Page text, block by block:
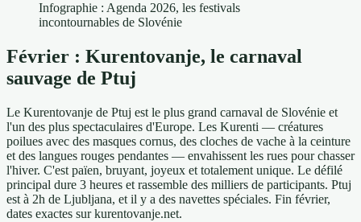
Infographie : Agenda 2026, les festivals
incontournables de Slovénie
Février : Kurentovanje, le carnaval
sauvage de Ptuj
Le Kurentovanje de Ptuj est le plus grand carnaval de Slovénie et
l'un des plus spectaculaires d'Europe. Les Kurenti — créatures
poilues avec des masques cornus, des cloches de vache à la ceinture
et des langues rouges pendantes — envahissent les rues pour chasser
l'hiver. C'est païen, bruyant, joyeux et totalement unique. Le défilé
principal dure 3 heures et rassemble des milliers de participants. Ptuj
est à 2h de Ljubljana, et il y a des navettes spéciales. Fin février,
dates exactes sur kurentovanje.net.